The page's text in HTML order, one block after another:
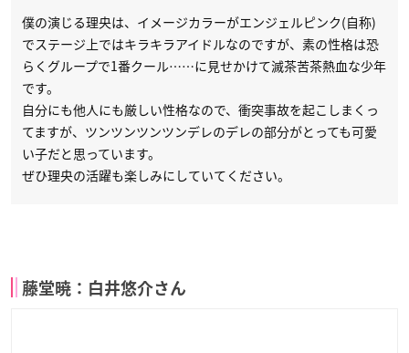
僕の演じる理央は、イメージカラーがエンジェルピンク(自称)
でステージ上ではキラキラアイドルなのですが、素の性格は恐
らくグループで1番クール……に見せかけて滅茶苦茶熱血な少年
です。
自分にも他人にも厳しい性格なので、衝突事故を起こしまくっ
てますが、ツンツンツンツンデレのデレの部分がとっても可愛
い子だと思っています。
ぜひ理央の活躍も楽しみにしていてください。
藤堂暁：白井悠介さん